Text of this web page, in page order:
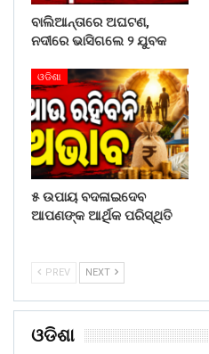
ବାଲିଆନ୍ତାରେ ଅଘଟଣ,
ନଦୀରେ ଭାସିଗଲେ ୨ ଯୁବକ
ଓଡିଶା
୫ ଉପାୟ ବଦଳାଇଦେବ
ଆପଣଙ୍କ ଆର୍ଥିକ ପରିସ୍ଥିତି
PREV NEXT
ଓଡିଶା